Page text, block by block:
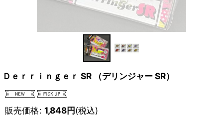
Ｄｅｒｒｉｎｇｅｒ SR （デリンジャー SR）
販売価格: 1,848円(税込)